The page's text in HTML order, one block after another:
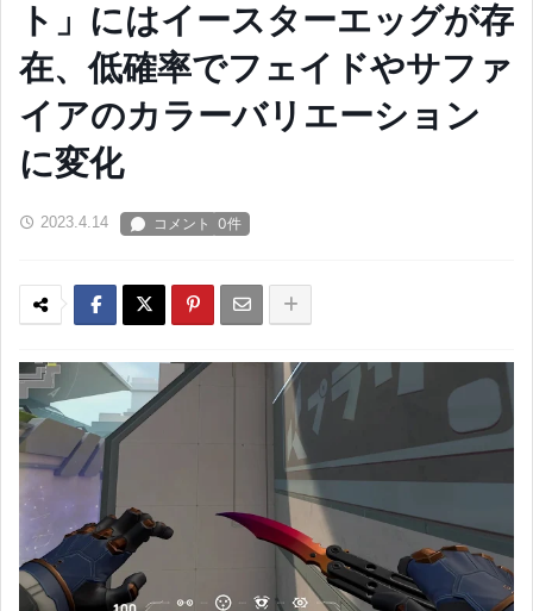
ト」にはイースターエッグが存
在、低確率でフェイドやサファ
イアのカラーバリエーション
に変化
2023.4.14